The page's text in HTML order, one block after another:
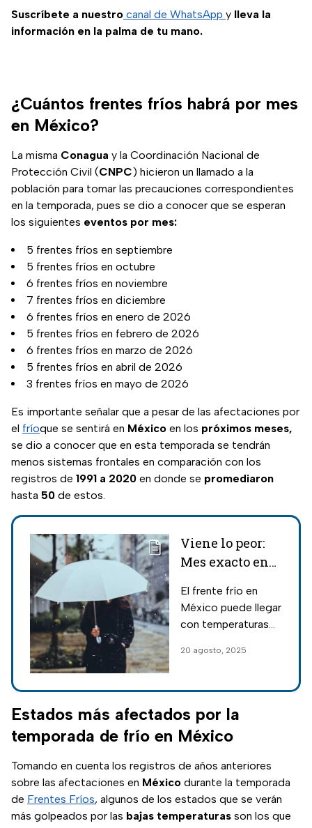
Suscríbete a nuestro canal de WhatsApp y lleva la
información en la palma de tu mano.
¿Cuántos frentes fríos habrá por mes
en México?
La misma Conagua y la Coordinación Nacional de
Protección Civil (CNPC) hicieron un llamado a la
población para tomar las precauciones correspondientes
en la temporada, pues se dio a conocer que se esperan
los siguientes eventos por mes:
5 frentes fríos en septiembre
5 frentes fríos en octubre
6 frentes fríos en noviembre
7 frentes fríos en diciembre
6 frentes fríos en enero de 2026
5 frentes fríos en febrero de 2026
6 frentes fríos en marzo de 2026
5 frentes fríos en abril de 2026
3 frentes fríos en mayo de 2026
Es importante señalar que a pesar de las afectaciones por
el fríoque se sentirá en México en los próximos meses,
se dio a conocer que en esta temporada se tendrán
menos sistemas frontales en comparación con los
registros de 1991 a 2020 en donde se promediaron
hasta 50 de estos.
Viene lo peor:
Mes exacto en
primer frente
frío a México y
generará
El frente frío en
México puede llegar
con temperaturas
lluvias torrenciales,
eléctricas y más;
conoce cuándo
llega el primero.
20 agosto, 2025
Estados más afectados por la
temporada de frío en México
Tomando en cuenta los registros de años anteriores
sobre las afectaciones en México durante la temporada
de Frentes Fríos, algunos de los estados que se verán
más golpeados por las bajas temperaturas son los que